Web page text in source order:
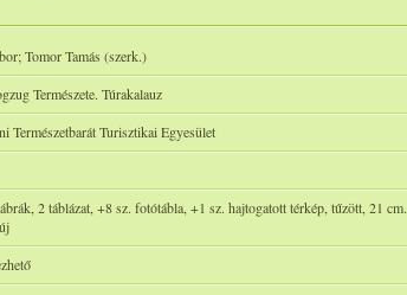
Tomor Tamás (szerk.)
Természete. Túrakalauz
Természetbarát Turisztikai Egyesület
2 táblázat, +8 sz. fotótábla, +1 sz. hajtogatott térkép, tűzött, 21 cm.